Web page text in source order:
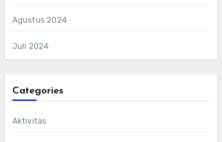
Agustus 2024
Juli 2024
Categories
Aktivitas